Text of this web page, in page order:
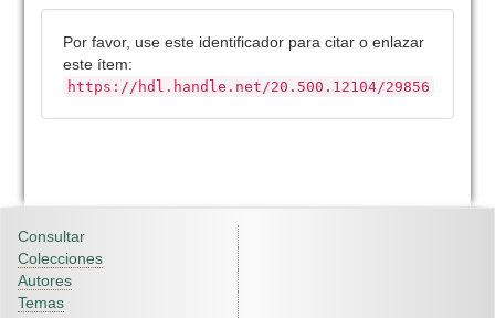
Por favor, use este identificador para citar o enlazar
este ítem:
https://hdl.handle.net/20.500.12104/29856
Consultar
Colecciones
Autores
Temas